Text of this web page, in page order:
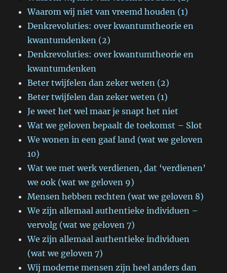
Waarom wij niet van vreemd houden (1)
Denkrevoluties: over kwantumtheorie en
kwantumdenken (2)
Denkrevoluties: over kwantumtheorie en
kwantumdenken
Beter twijfelen dan zeker weten (2)
Beter twijfelen dan zeker weten (1)
Je weet het wel maar je snapt het niet
Wat we geloven bepaalt de toekomst – Slot
We wonen in een gaaf land (wat we geloven
10)
Wat we met werk verdienen, dat ‘verdienen’
we ook (wat we geloven 9)
Mensen hebben rechten (wat we geloven 8)
We zijn allemaal authentieke individuen –
vervolg (wat we geloven 7)
We zijn allemaal authentieke individuen
(wat we geloven 7)
Wij moderne mensen zijn heel anders dan